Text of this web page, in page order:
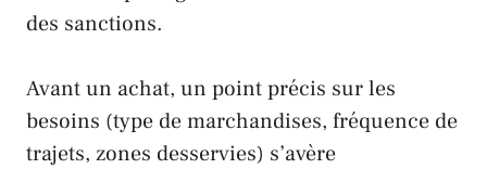
des sanctions.
Avant un achat, un point précis sur les
besoins (type de marchandises, fréquence de
trajets, zones desservies) s’avère